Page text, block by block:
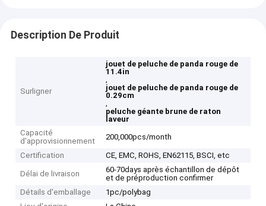
Description De Produit
Surligner
jouet de peluche de panda rouge de
11.4in
,
jouet de peluche de panda rouge de
0.29cm
,
peluche géante brune de raton
laveur
Capacité
d'approvisionnement
200,000pcs/month
Certification CE, EMC, ROHS, EN62115, BSCI, etc
Délai de livraison
60-70days après échantillon de dépôt
et de préproduction confirmer
Détails d'emballage
1pc/polybag